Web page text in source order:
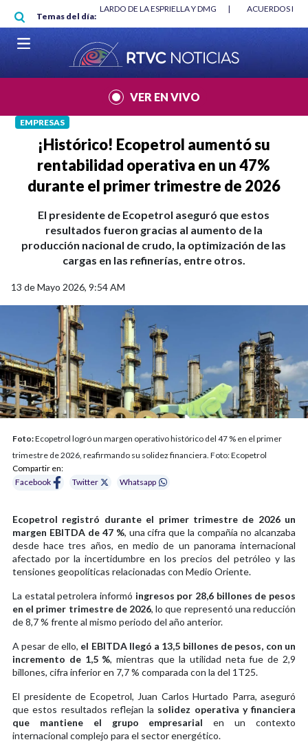
Pasar al contenido principal
Temas del día:
ABELARDO DE LA ESPRIELLA Y DMG | ACUERDOS
VER EN VIVO
EMPRESAS
¡Histórico! Ecopetrol aumentó su
rentabilidad operativa en un 47%
durante el primer trimestre de 2026
El presidente de Ecopetrol aseguró que estos
resultados fueron gracias al aumento de la
producción nacional de crudo, la optimización de las
cargas en las refinerías, entre otros.
13 de Mayo 2026, 9:54 AM
Foto:Ecopetrol logró un margen operativo histórico del 47 % en el primer
trimestre de 2026, reafirmando su solidez financiera. Foto: Ecopetrol
Compartir en:
Facebook
Twitter Whatsapp
Ecopetrol registró durante el primer trimestre de 2026 un
margen EBITDA de 47 %, una cifra que la compañía no alcanzaba
desde hace tres años, en medio de un panorama internacional
afectado por la incertidumbre en los precios del petróleo y las
tensiones geopolíticas relacionadas con Medio Oriente.
La estatal petrolera informó ingresos por 28,6 billones de pesos
en el primer trimestre de 2026, lo que representó una reducción
de 8,7 % frente al mismo periodo del año anterior.
A pesar de ello, el EBITDA llegó a 13,5 billones de pesos, con un
incremento de 1,5 %, mientras que la utilidad neta fue de 2,9
billones, cifra inferior en 7,7 % comparada con la del 1T25.
El presidente de Ecopetrol, Juan Carlos Hurtado Parra, aseguró
que estos resultados reflejan la solidez operativa y financiera
que mantiene el grupo empresarial en un contexto
internacional complejo para el sector energético.